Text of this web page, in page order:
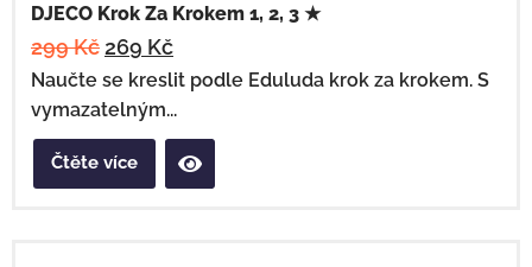
DJECO Krok Za Krokem 1, 2, 3 ★
299Kč 269 Kč
Naučte se kreslit podle Eduluda krok za krokem. S
vymazatelným...
Čtěte více